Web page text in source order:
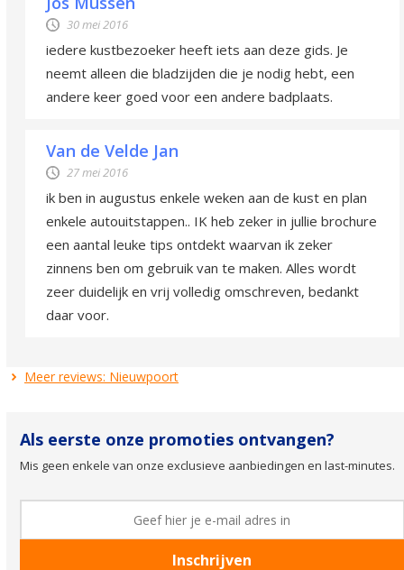
30 mei 2016
iedere kustbezoeker heeft iets aan deze gids. Je
neemt alleen die bladzijden die je nodig hebt, een
andere keer goed voor een andere badplaats.
Van de Velde Jan
27 mei 2016
ik ben in augustus enkele weken aan de kust en plan
enkele autouitstappen.. IK heb zeker in jullie brochure
een aantal leuke tips ontdekt waarvan ik zeker
zinnens ben om gebruik van te maken. Alles wordt
zeer duidelijk en vrij volledig omschreven, bedankt
daar voor.
Meer reviews: Nieuwpoort
Als eerste onze promoties ontvangen?
Mis geen enkele van onze exclusieve aanbiedingen en last-minutes.